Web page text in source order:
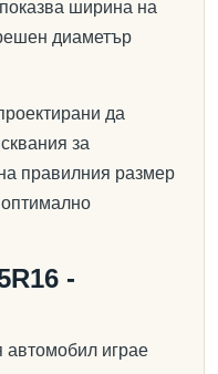
ширина на
диаметър
да
за
правилния размер
-
автомобил играе